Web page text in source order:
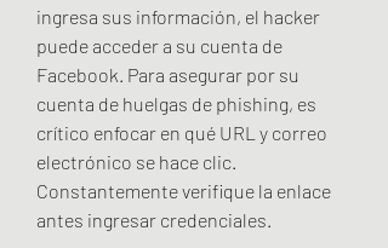
ingresa sus información, el hacker
puede acceder a su cuenta de
Facebook. Para asegurar por su
cuenta de huelgas de phishing, es
crítico enfocar en qué URL y correo
electrónico se hace clic.
Constantemente verifique la enlace
antes ingresar credenciales.